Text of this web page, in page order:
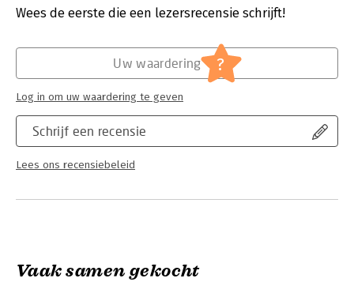
Druk:
1
Non-fictie informatief/professioneel
Wees de eerste die een lezersrecensie schrijft!
Schrijf een recensie
Lees ons recensiebeleid
Uw waardering ?
Log in om uw waardering te geven
Vaak samen gekocht